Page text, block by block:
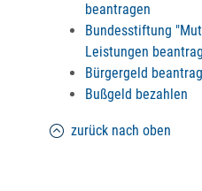
beantragen
Bundesstiftung
Leistungen
Bürgergeld
Bußgeld bezahlen
zurück nach oben